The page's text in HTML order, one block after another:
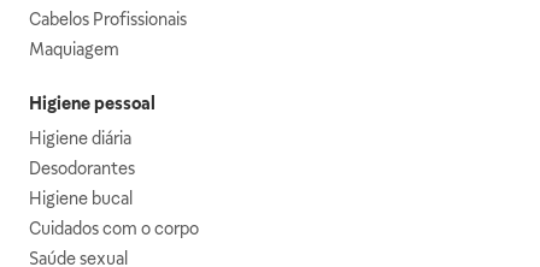
Cabelos Profissionais
Maquiagem
Higiene pessoal
Higiene diária
Desodorantes
Higiene bucal
Cuidados com o corpo
Saúde sexual